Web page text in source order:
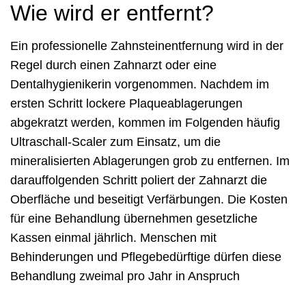
Wie wird er entfernt?
Ein professionelle Zahnsteinentfernung wird in der
Regel durch einen Zahnarzt oder eine
Dentalhygienikerin vorgenommen. Nachdem im
ersten Schritt lockere Plaqueablagerungen
abgekratzt werden, kommen im Folgenden häufig
Ultraschall-Scaler zum Einsatz, um die
mineralisierten Ablagerungen grob zu entfernen. Im
darauffolgenden Schritt poliert der Zahnarzt die
Oberfläche und beseitigt Verfärbungen. Die Kosten
für eine Behandlung übernehmen gesetzliche
Kassen einmal jährlich. Menschen mit
Behinderungen und Pflegebedürftige dürfen diese
Behandlung zweimal pro Jahr in Anspruch